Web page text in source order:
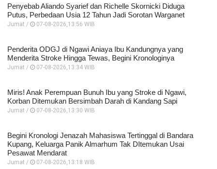
Penyebab Aliando Syarief dan Richelle Skornicki Diduga
Putus, Perbedaan Usia 12 Tahun Jadi Sorotan Warganet
Jumat / 07-08-2026,13:56 WIB
Penderita ODGJ di Ngawi Aniaya Ibu Kandungnya yang
Menderita Stroke Hingga Tewas, Begini Kronologinya
Jumat / 07-08-2026,13:34 WIB
Miris! Anak Perempuan Bunuh Ibu yang Stroke di Ngawi,
Korban Ditemukan Bersimbah Darah di Kandang Sapi
Jumat / 07-08-2026,13:30 WIB
Begini Kronologi Jenazah Mahasiswa Tertinggal di Bandara
Kupang, Keluarga Panik Almarhum Tak DItemukan Usai
Pesawat Mendarat
Jumat / 07-08-2026,13:18 WIB